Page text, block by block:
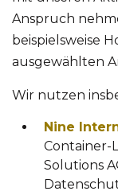
Anspruch
beispielsweise
ausgewählten
Wir nutzen
Nine
Container-
Solutions